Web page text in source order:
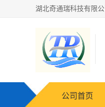
公司首页